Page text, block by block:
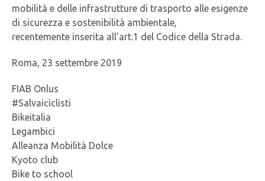
mobilità e delle infrastrutture di trasporto alle esigenze
di sicurezza e sostenibilità ambientale,
recentemente inserita all’art.1 del Codice della Strada.
Roma, 23 settembre 2019
FIAB Onlus
#Salvaiciclisti
Bikeitalia
Legambici
Alleanza Mobilità Dolce
Kyoto club
Bike to school